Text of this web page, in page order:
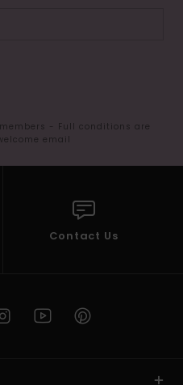
- Full conditions are
email
Contact Us